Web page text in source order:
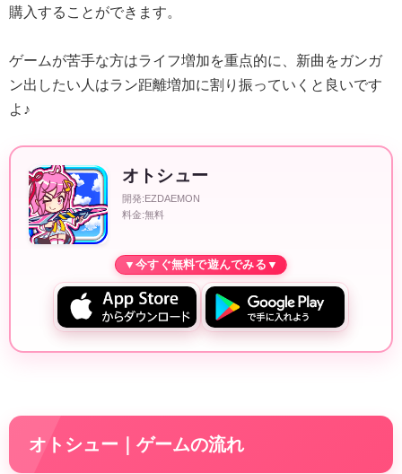
購入することができます。
ゲームが苦手な方はライフ増加を重点的に、新曲をガンガ
ン出したい人はラン距離増加に割り振っていくと良いです
よ♪
オトシュー
開発:EZDAEMON
料金:無料
オトシュー｜ゲームの流れ